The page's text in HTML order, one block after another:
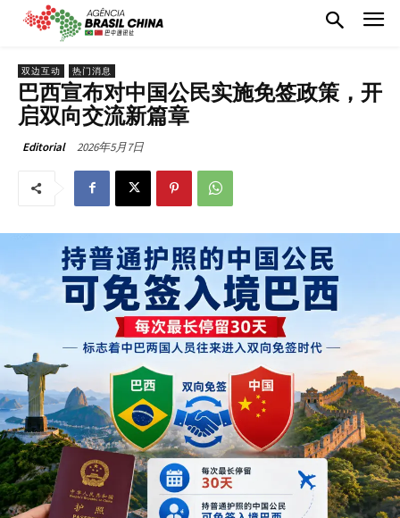
双边互动 热门消息
巴西宣布对中国公民实施免签政策，开
启双向交流新篇章
Editorial 2026年5月7日